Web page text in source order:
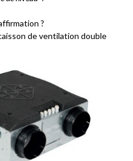
?
de ventilation double